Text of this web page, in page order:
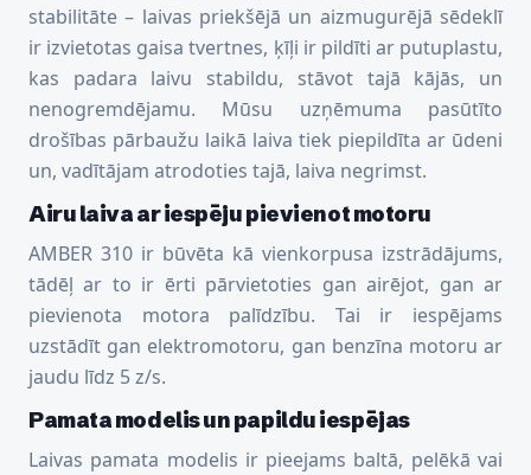
stabilitāte – laivas priekšējā un aizmugurējā sēdeklī
ir izvietotas gaisa tvertnes, ķīļi ir pildīti ar putuplastu,
kas padara laivu stabildu, stāvot tajā kājās, un
nenogremdējamu. Mūsu uzņēmuma pasūtīto
drošības pārbaužu laikā laiva tiek piepildīta ar ūdeni
un, vadītājam atrodoties tajā, laiva negrimst.
Airu laiva ar iespēju pievienot motoru
AMBER 310 ir būvēta kā vienkorpusa izstrādājums,
tādēļ ar to ir ērti pārvietoties gan airējot, gan ar
pievienota motora palīdzību. Tai ir iespējams
uzstādīt gan elektromotoru, gan benzīna motoru ar
jaudu līdz 5 z/s.
Pamata modelis un papildu iespējas
Laivas pamata modelis ir pieejams baltā, pelēkā vai